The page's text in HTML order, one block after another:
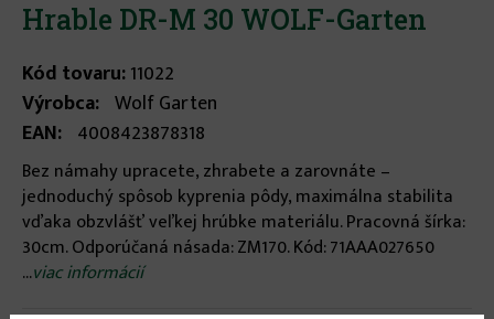
Hrable DR-M 30 WOLF-Garten
Kód tovaru:11022
Výrobca: Wolf Garten
EAN: 4008423878318
Bez námahy upracete, zhrabete a zarovnáte –
jednoduchý spôsob kyprenia pôdy, maximálna stabilita
vďaka obzvlášť veľkej hrúbke materiálu. Pracovná šírka:
30cm. Odporúčaná násada: ZM170. Kód: 71AAA027650
...viac informácií